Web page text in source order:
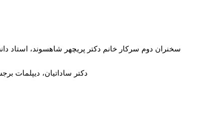
سخنران دوم سرکار خانم دکتر پریچهر شاهسوند، استاد
دکتر ساداتیان، دیپلمات